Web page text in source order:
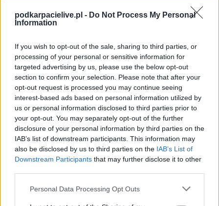
podkarpacielive.pl - Do Not Process My Personal
Information
If you wish to opt-out of the sale, sharing to third parties, or
processing of your personal or sensitive information for
targeted advertising by us, please use the below opt-out
section to confirm your selection. Please note that after your
opt-out request is processed you may continue seeing
interest-based ads based on personal information utilized by
us or personal information disclosed to third parties prior to
your opt-out. You may separately opt-out of the further
disclosure of your personal information by third parties on the
IAB’s list of downstream participants. This information may
also be disclosed by us to third parties on the IAB’s List of
Downstream Participants that may further disclose it to other
Please note that this website/app uses one or more Google
Personal Data Processing Opt Outs
zostanie w ramach Rzeszów > Klasa A, gr. I (8. kolejki - Rzeszów > Klasa A,
gr. I).
bramek, kartki, składy, statystyki i informacje o przebiegu
spotkania. To kompletne źródło danych dla kibiców i pasjonatów
lokalnej piłki nożnej. Jeżeli aktualnie nie widzisz tutaj danych z pewnością
pracujemy nad tym żeby je uzupełnić.
Wynik meczu Novi Nosówka vs Wisłok Strzyżów
Po zakończeniu spotkania automatycznie publikujemyoficjalny wynik
spotkania, a także dane meczowe, jeśli są dostępne.
Pełny harmonogram rozgrywek dostępny jest tutaj:Rzeszów > Klasa A,
gr. I - terminarz.
Informacje o składach i strzelcach
W miarę dostępności danych, publikujemyskłady wyjściowe,
aktualizujemy zależnie od poziomu ligi i dostępnych źródeł.
Śledź mecze swojej drużyny
Jeśli jesteś kibicem klubu Novi Nosówka lub Wisłok Strzyżów - zaglądaj